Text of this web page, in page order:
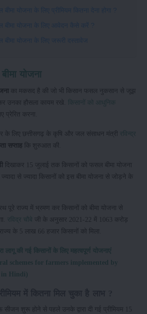
बीमा योजना के लिए प्रीमियम कितना देना होगा ?
बीमा योजना के लिए आवेदन कैसे करें ?
बीमा योजना के लिए जरूरी दस्तावेज
योजना
का मकसद है की जो भी किसान फसल नुकसान से जूझ
उनका हौसला कायम रखे.
किसानों को आधुनिक
प्रेरित करना.
के लिए छत्तीसगढ़ के कृषि और जल संसाधन मंत्री
रविन्द्र
सप्ताह कि शुरुआत की.
दिखाकर 15 जुलाई तक किसानों को फसल बीमा योजना
से ज्यादा किसानों को इस बीमा योजना से जोड़ने के
पूरे राज्य में भ्रमण कर किसानों को बीमा योजना से
रविद्र चौबे
जी के अनुसार 2021-22 में 1063 करोड़
राज्य के 5 लाख 66 हजार किसानों को मिला.
लागू की गई किसानों के लिए महत्वपूर्ण योजनाएं
schemes for farmers implemented by
in Hindi)
सीजन शुरू होने से पहले उनके द्वारा दी गई प्रीमियम 15